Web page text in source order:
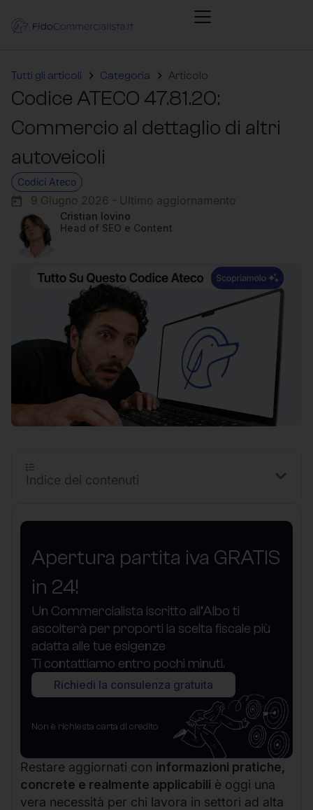
Tutti gli articoli Categoria Articolo
Codice ATECO 47.81.20:
Commercio al dettaglio di altri
autoveicoli
Codici Ateco
9 Giugno 2026 - Ultimo aggiornamento
Cristian Iovino
Head of SEO e Content
Apertura partita iva GRATIS
in 24!
Un Commercialista iscritto all’Albo ti
ascolterà per proporti la scelta fiscale più
adatta alle tue esigenze
Ti contattiamo entro pochi minuti.
Richiedi la consulenza gratuita
Non è richiesta carta di credito
Restare aggiornati con informazioni pratiche,
concrete e realmente applicabili è oggi una
vera necessità per chi lavora in settori ad alta
Indice dei contenuti